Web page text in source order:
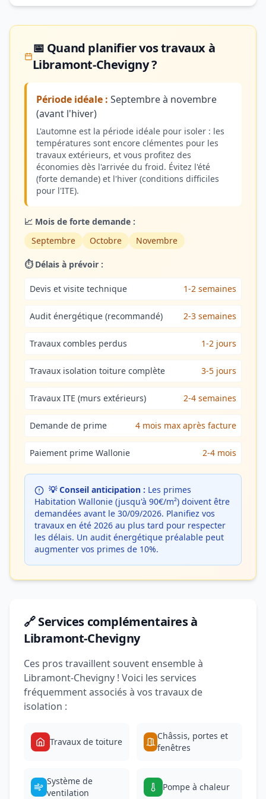
📅 Quand planifier vos travaux à
Libramont-Chevigny ?
Période idéale : Septembre à novembre
(avant l'hiver)
L'automne est la période idéale pour isoler : les
températures sont encore clémentes pour les
travaux extérieurs, et vous profitez des
économies dès l'arrivée du froid. Évitez l'été
(forte demande) et l'hiver (conditions difficiles
pour l'ITE).
📈 Mois de forte demande :
Septembre
Octobre Novembre
⏱️ Délais à prévoir :
Devis et visite technique 1-2 semaines
Audit énergétique (recommandé) 2-3 semaines
Travaux combles perdus 1-2 jours
Travaux isolation toiture complète 3-5 jours
Travaux ITE (murs extérieurs) 2-4 semaines
Demande de prime 4 mois max après facture
Paiement prime Wallonie 2-4 mois
💡 Conseil anticipation : Les primes
Habitation Wallonie (jusqu'à 90€/m²) doivent être
demandées avant le 30/09/2026. Planifiez vos
travaux en été 2026 au plus tard pour respecter
les délais. Un audit énergétique préalable peut
augmenter vos primes de 10%.
🔗 Services complémentaires à
Libramont-Chevigny
Ces pros travaillent souvent ensemble à
Libramont-Chevigny ! Voici les services
fréquemment associés à vos travaux de
isolation :
Travaux de toiture
Châssis, portes et
fenêtres
Système de
ventilation
Pompe à chaleur